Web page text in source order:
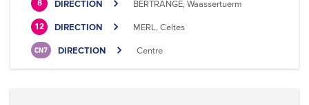
8 DIRECTION BERTRANGE, Waassertuerm
12 DIRECTION MERL, Celtes
CN7 DIRECTION Centre